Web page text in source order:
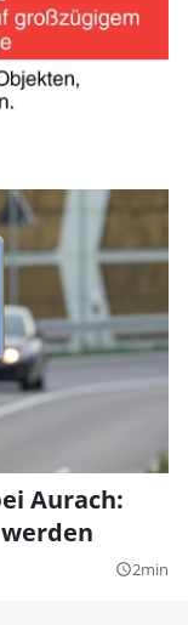
Aurach:
query_builder2min